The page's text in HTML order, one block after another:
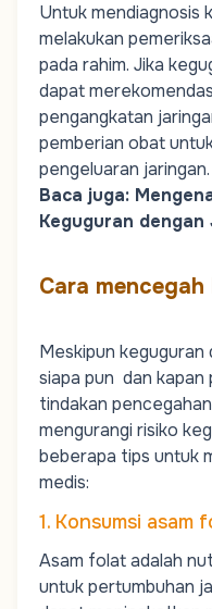
Untuk mendiagnosis
melakukan
pada rahim. Jika
dapat
pengangkatan
pemberian obat
pengeluaran jaringan.
Baca juga:
Keguguran dengan
Cara
Meskipun keguguran
siapa pun dan kapan
tindakan
mengurangi risiko
beberapa tips untuk
medis:
1. Konsumsi asam
Asam folat adalah
untuk pertumbuhan